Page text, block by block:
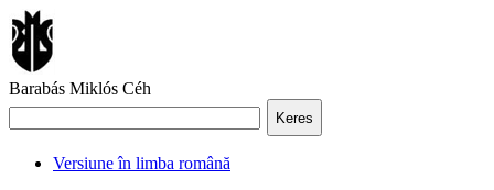
Barabás Miklós Céh
Keres
Versiune în limba română